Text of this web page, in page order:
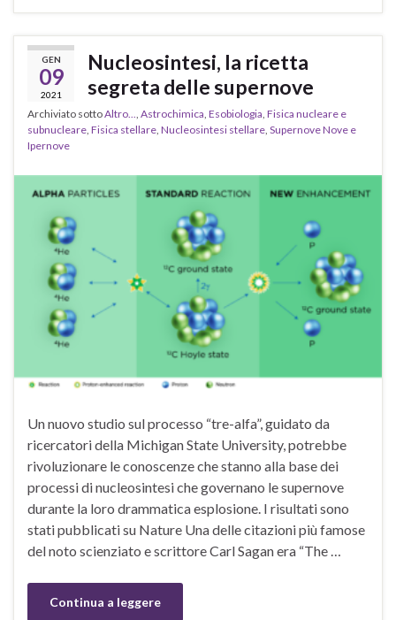
GEN
09
2021
Nucleosintesi, la ricetta
segreta delle supernove
Archiviato sottoAltro... Astrochimica Esobiologia Fisica nucleare e
subnucleare Fisica stellare Nucleosintesi stellare Supernove Nove e
Ipernove
Un nuovo studio sul processo “tre-alfa”, guidato da
ricercatori della Michigan State University, potrebbe
rivoluzionare le conoscenze che stanno alla base dei
processi di nucleosintesi che governano le supernove
durante la loro drammatica esplosione. I risultati sono
stati pubblicati su Nature Una delle citazioni più famose
del noto scienziato e scrittore Carl Sagan era “The …
Continua a leggere